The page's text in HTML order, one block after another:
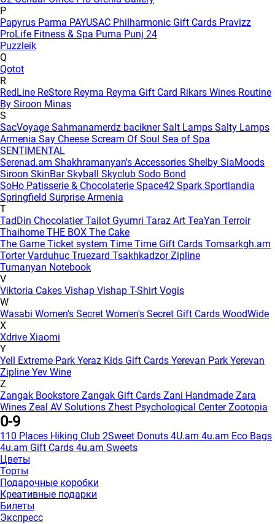
P
Papyrus Parma PAYUSAC Philharmonic Gift Cards Pravizz
ProLife Fitness & Spa Puma Punj 24
Puzzleik
Q
Qotot
R
RedLine ReStore Reyma Reyma Gift Card Rikars Wines Routine
By Siroon Minas
S
SacVoyage Sahmanamerdz baciknerSalt Lamps Salty Lamps
Armenia Say Cheese Scream Of Soul Sea of Spa
SENTIMENTAL
Serenad.am Shakhramanyan's Accessories Shelby SiaMoods
Siroon SkinBarSkyball Skyclub Sodo Bond
SoHo Patisserie & Chocolaterie Space42 Spark Sportlandia
Springfield Surprise Armenia
T
TadDin ChocolatierTailot Gyumri Taraz Art TeaYan Terroir
Thaihome THE BOX The Cake
The Game Ticket system Time Time Gift Cards Tomsarkgh.am
Torter Varduhuc Truezard Tsakhkadzor Zipline
Tumanyan Notebook
V
Viktoria Cakes Vishap Vishap T-Shirt Vogis
W
Wasabi Women's Secret Women's Secret Gift Cards WoodWide
X
Xdrive Xiaomi
Y
Yell Extreme Park Yeraz Kids Gift Cards Yerevan Park Yerevan
Zipline Yev Wine
Z
Zangak Bookstore Zangak Gift Cards Zani Handmade Zara
Wines Zeal AV Solutions Zhest Psychological CenterZootopia
0-9
110 Places Hiking Club 2Sweet Donuts 4U.am 4u.am Eco Bags
4u.am Gift Cards 4u.am Sweets
Цветы
Торты
Подарочные коробки
Креативные подарки
Билеты
Экспресс